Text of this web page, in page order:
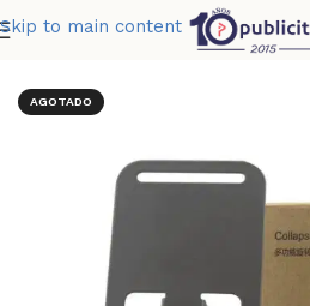
Skip to main content
PORTA
AGOTADO